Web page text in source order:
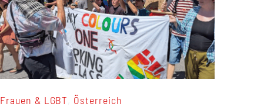
Frauen & LGBT Österreich